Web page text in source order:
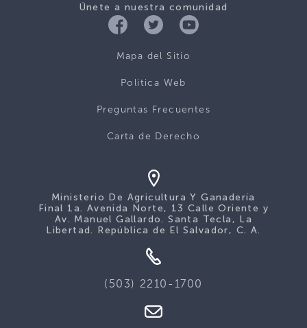
Únete a nuestra comunidad
Mapa del Sitio
Politica Web
Preguntas Frecuentes
Carta de Derecho
Ministerio De Agricultura Y Ganadería
Final 1a. Avenida Norte, 13 Calle Oriente y
Av. Manuel Gallardo. Santa Tecla, La
Libertad. República de El Salvador, C. A.
(503) 2210-1700